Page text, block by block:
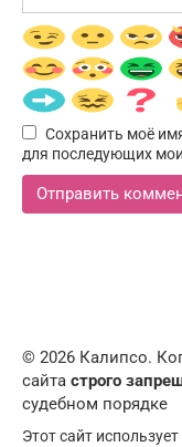
Сохранить моё
для последующих
© 2026 Калипсо.
сайта строго
судебном порядке
Этот сайт использует